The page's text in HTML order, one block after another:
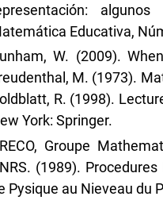
Educativa,
W. (2009).
M. (1973).
R. (1998).
York: Springer.
Groupe
(1989).
Pysique au Nieveau du